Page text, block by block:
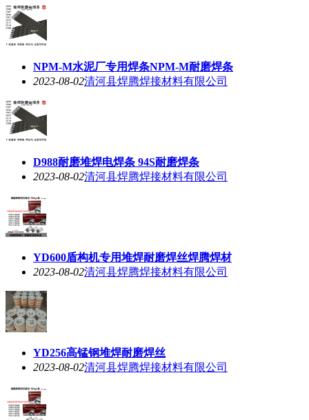
NPM-M水泥厂专用焊条NPM-M耐磨焊条
2023-08-02清河县焊腾焊接材料有限公司
D988耐磨堆焊电焊条 94S耐磨焊条
2023-08-02清河县焊腾焊接材料有限公司
YD600盾构机专用堆焊耐磨焊丝焊腾焊材
2023-08-02清河县焊腾焊接材料有限公司
YD256高锰钢堆焊耐磨焊丝
2023-08-02清河县焊腾焊接材料有限公司